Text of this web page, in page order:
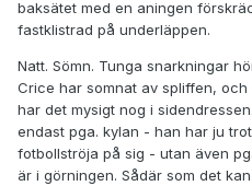
baksätet med en aningen
fastklistrad på underläppen.
Natt. Sömn. Tunga snarkningar
Crice har somnat av spliffen,
har det mysigt nog i
endast pga. kylan - han har ju
fotbollströja på sig - utan även
är i görningen. Sådär som det